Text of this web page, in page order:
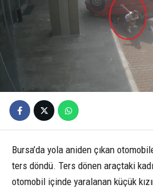
Bursa’da yola aniden çıkan
ters döndü. Ters dönen araçtaki
otomobil içinde yaralanan küçük